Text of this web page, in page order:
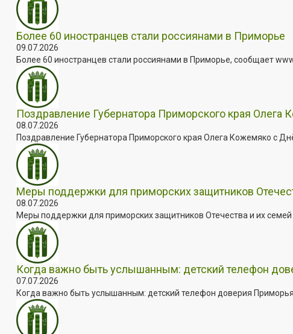
Более 60 иностранцев стали россиянами в Приморье
09.07.2026
Более 60 иностранцев стали россиянами в Приморье, сообщает
Поздравление Губернатора Приморского края
08.07.2026
Поздравление Губернатора Приморского края Олега Кожемяко с
Меры поддержки для приморских защитников
08.07.2026
Меры поддержки для приморских защитников Отечества и их
Когда важно быть услышанным: детский телефон
07.07.2026
Когда важно быть услышанным: детский телефон доверия